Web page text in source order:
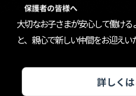
大切なお子さまが安心して働け
と、親心で新しい仲間をお迎えい
詳しく